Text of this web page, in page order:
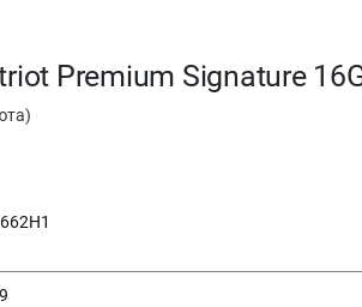
Premium Signature